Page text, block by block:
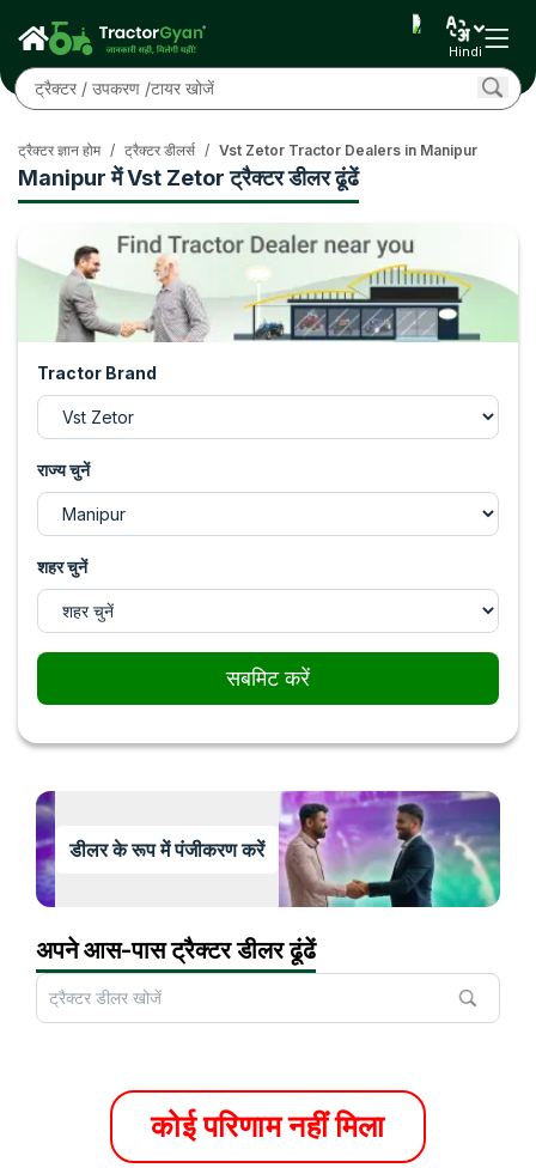
Hindi
Manipur में Vst Zetor ट्रैक्टर डीलर ढूंढें
ट्रैक्टर ज्ञान होम / ट्रैक्टर डीलर्स / Vst Zetor Tractor Dealers in Manipur
Tractor Brand
राज्य चुनें
शहर चुनें
सबमिट करें
डीलर के रूप में पंजीकरण करें
अपने आस-पास ट्रैक्टर डीलर ढूंढें
कोई परिणाम नहीं मिला